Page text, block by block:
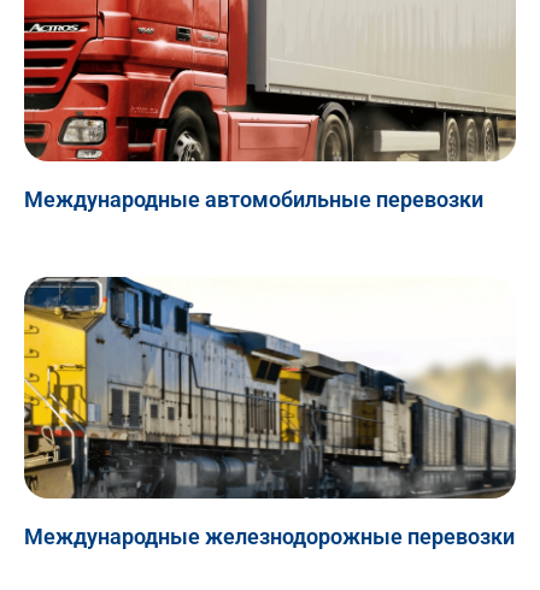
Международные автомобильные перевозки
Международные железнодорожные перевозки